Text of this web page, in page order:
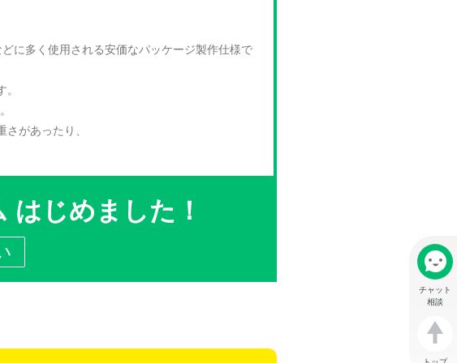
に多く使用される安価なパッケージ製作仕様で
があったり、
じめました！
チャット
相談